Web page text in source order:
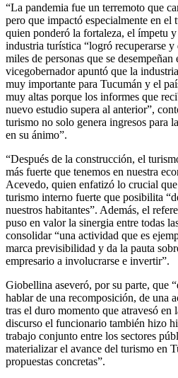
“La pandemia fue un terremoto que
pero que impactó especialmente en el
quien ponderó la fortaleza, el ímpetu
industria turística “logró recuperarse
miles de personas que se
vicegobernador apuntó que la
muy importante para Tucumán y el
muy altas porque los informes que
nuevo estudio supera al anterior”,
turismo no solo genera ingresos para
en su ánimo”.
“Después de la construcción, el
más fuerte que tenemos en nuestra
Acevedo, quien enfatizó lo crucial
turismo interno fuerte que posibilita
nuestros habitantes”. Además, el
puso en valor la sinergia entre todas
consolidar “una actividad que es
marca previsibilidad y da la pauta
empresario a involucrarse e invertir”.
Giobellina aseveró, por su parte, que
hablar de una recomposición, de una
tras el duro momento que atravesó en
discurso el funcionario también hizo
trabajo conjunto entre los sectores
materializar el avance del turismo en
propuestas concretas”.